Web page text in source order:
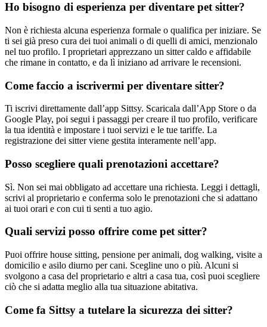
Ho bisogno di esperienza per diventare pet sitter?
Non è richiesta alcuna esperienza formale o qualifica per iniziare. Se
ti sei già preso cura dei tuoi animali o di quelli di amici, menzionalo
nel tuo profilo. I proprietari apprezzano un sitter caldo e affidabile
che rimane in contatto, e da lì iniziano ad arrivare le recensioni.
Come faccio a iscrivermi per diventare sitter?
Ti iscrivi direttamente dall’app Sittsy. Scaricala dall’App Store o da
Google Play, poi segui i passaggi per creare il tuo profilo, verificare
la tua identità e impostare i tuoi servizi e le tue tariffe. La
registrazione dei sitter viene gestita interamente nell’app.
Posso scegliere quali prenotazioni accettare?
Sì. Non sei mai obbligato ad accettare una richiesta. Leggi i dettagli,
scrivi al proprietario e conferma solo le prenotazioni che si adattano
ai tuoi orari e con cui ti senti a tuo agio.
Quali servizi posso offrire come pet sitter?
Puoi offrire house sitting, pensione per animali, dog walking, visite a
domicilio e asilo diurno per cani. Scegline uno o più. Alcuni si
svolgono a casa del proprietario e altri a casa tua, così puoi scegliere
ciò che si adatta meglio alla tua situazione abitativa.
Come fa Sittsy a tutelare la sicurezza dei sitter?